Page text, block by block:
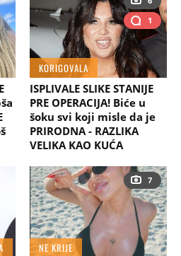
1
KORIGOVALA
ISPLIVALE SLIKE STANIJE
PRE OPERACIJA! Biće u
šoku svi koji misle da je
PRIRODNA - RAZLIKA
VELIKA KAO KUĆA
7
NE KRIJE